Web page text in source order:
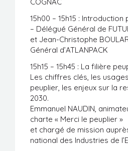
15h00 – 15h15 :
– Délégué Général de
et Jean-Christophe
Général d’ATLANPACK
15h15 – 15h45 : La filière
Les chiffres clés, les
peuplier, les enjeux sur la
2030.
Emmanuel NAUDIN,
charte « Merci le peuplier »
et chargé de mission
national des Industries de